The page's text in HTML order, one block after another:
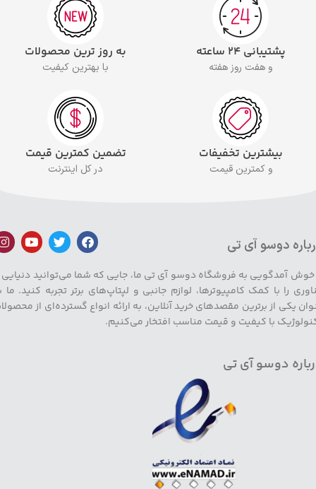
پشتیبانی ۲۴ ساعته
و هفت روز هفته
به روز ترین محصولات
با بهترین کیفیت
بیشترین تخفیفات
و کمترین قیمت
تضمین کمترین قیمت
در کل اینترنت
دوسو آی تی
خوش آمدگویی به فروشگاه دوسو آی تی ما، جایی که شما می‌توانید دنیایی
را با کمک کامپیوترها، لوازم جانبی و لپتاپ‌های برتر تجربه کنید. ما
یکی از برترین مقصدهای خرید آنلاین، به ارائه انواع گسترده‌ای از
با کیفیت و قیمت مناسب افتخار می‌کنیم.
دوسو آی تی